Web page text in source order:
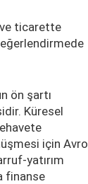
ve ticarette
ön şartı
Küresel
için Avro
yatırım
finanse